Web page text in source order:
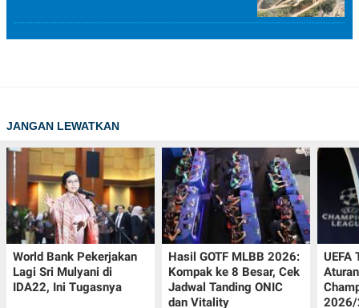
JANGAN LEWATKAN
World Bank Pekerjakan
Lagi Sri Mulyani di
IDA22, Ini Tugasnya
Hasil GOTF MLBB 2026:
Kompak ke 8 Besar, Cek
Jadwal Tanding ONIC
dan Vitality
UEFA
2026/